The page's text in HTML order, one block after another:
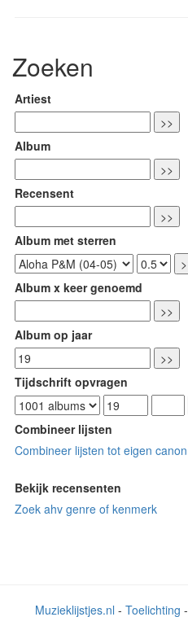
Zoeken
Artiest
Album
Recensent
Album met sterren
Album x keer genoemd
Album op jaar
Tijdschrift opvragen
Combineer lijsten
Combineer lijsten tot eigen canon
Bekijk recensenten
Zoek ahv genre of kenmerk
Muzieklijstjes.nl - Toelichting -